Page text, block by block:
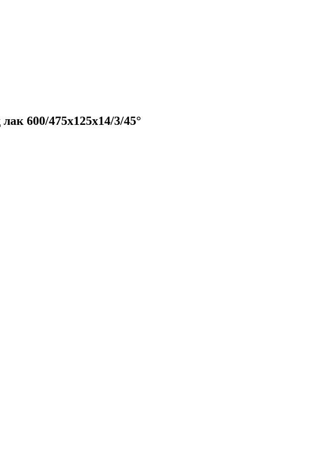
600/475х125х14/3/45°